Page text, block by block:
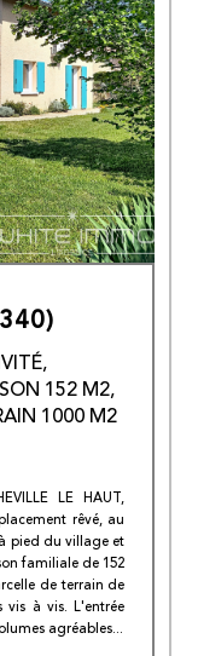
152 M2,
1000 M2
LE HAUT,
rêvé, au
pied du village et
familiale de 152
de terrain de
vis à vis. L'entrée
agréables...